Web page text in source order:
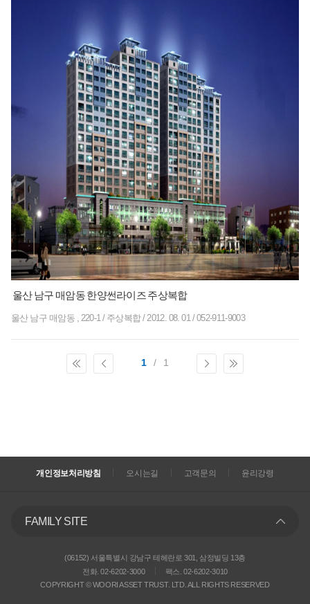
울산 남구 매암동 한양썬라이즈 주상복합
울산 남구 매암동 , 220-1/ 주상복합/ 2012. 08. 01 /052-911-9003
1 / 1
개인정보처리방침 오시는길 고객문의 윤리강령
FAMILY SITE
(06152) 서울특별시 강남구 테헤란로 301, 삼정빌딩 13층
전화. 02-6202-3000
팩스. 02-6202-3010
COPYRIGHT © WOORI ASSET TRUST. LTD. ALL RIGHTS RESERVED